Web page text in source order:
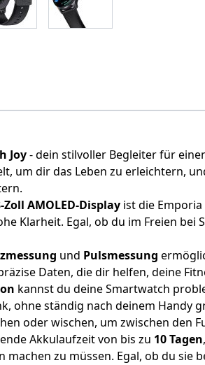
Joy- dein stilvoller Begleiter für
um dir das Leben zu erleichtern,
Zoll AMOLED-Display ist die
Klarheit. Egal, ob du im Freien
und Pulsmessung
Daten, die dir helfen, deine
kannst du deine Smartwatch
ohne ständig nach deinem Handy
oder wischen, um zwischen den
Akkulaufzeit von bis zu 10 Tagen
machen zu müssen. Egal, ob du